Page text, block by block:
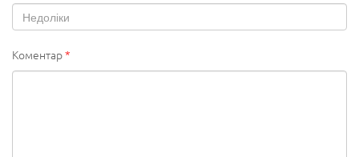
Коментар*